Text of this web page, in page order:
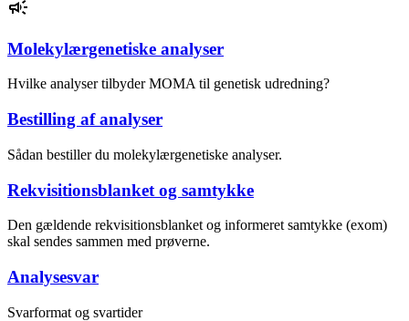
Molekylærgenetiske analyser
Hvilke analyser tilbyder MOMA til genetisk udredning?
Bestilling af analyser
Sådan bestiller du molekylærgenetiske analyser.
Rekvisitionsblanket og samtykke
Den gældende rekvisitionsblanket og informeret samtykke (exom)
skal sendes sammen med prøverne.
Analysesvar
Svarformat og svartider